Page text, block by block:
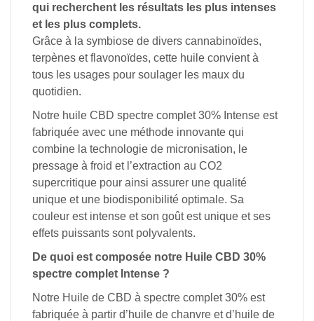
qui recherchent les résultats les plus intenses
et les plus complets.
Grâce à la symbiose de divers cannabinoïdes,
terpènes et flavonoïdes, cette huile convient à
tous les usages pour soulager les maux du
quotidien.
Notre huile CBD spectre complet 30% Intense est
fabriquée avec une méthode innovante qui
combine la technologie de micronisation, le
pressage à froid et l’extraction au CO2
supercritique pour ainsi assurer une qualité
unique et une biodisponibilité optimale. Sa
couleur est intense et son goût est unique et ses
effets puissants sont polyvalents.
De quoi est composée notre Huile CBD 30%
spectre complet Intense ?
Notre Huile de CBD à spectre complet 30% est
fabriquée à partir d’huile de chanvre et d’huile de